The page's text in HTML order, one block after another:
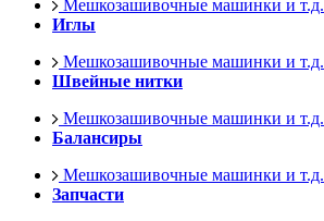
Мешкозашивочные машинки и т.д.
Иглы
Мешкозашивочные машинки и т.д.
Швейные нитки
Мешкозашивочные машинки и т.д.
Балансиры
Мешкозашивочные машинки и т.д.
Запчасти